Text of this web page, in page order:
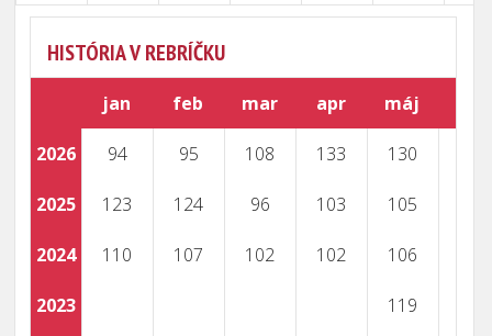
HISTÓRIA V REBRÍČKU
jan feb mar apr máj
2026 94 95 108 133 130
2025 123 124 96 103 105
2024 110 107 102 102 106
2023 119